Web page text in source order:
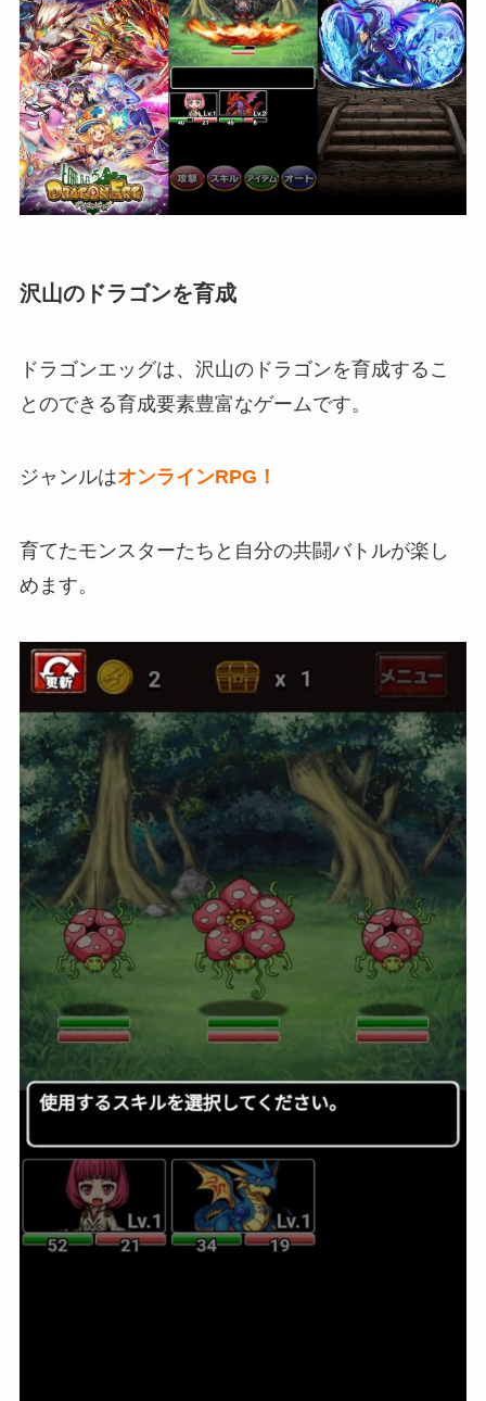
沢山のドラゴンを育成
ドラゴンエッグは、沢山のドラゴンを育成するこ
とのできる育成要素豊富なゲームです。
ジャンルはオンラインRPG！
育てたモンスターたちと自分の共闘バトルが楽し
めます。